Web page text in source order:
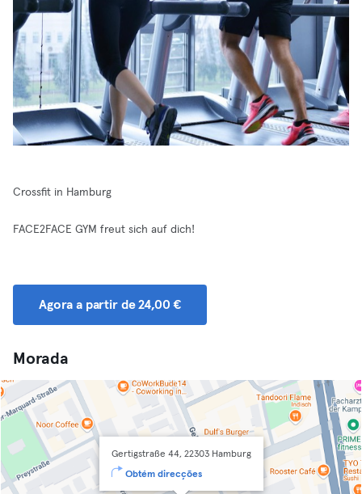
Crossfit in Hamburg
FACE2FACE GYM freut sich auf dich!
Agora a partir de 24,00 €
Morada
Gertigstraße 44, 22303 Hamburg
Obtém direcções